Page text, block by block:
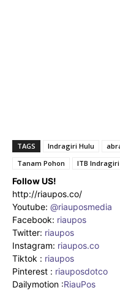
TAGS Indragiri Hulu
Tanam Pohon
ITB Indragiri
Follow US!
http://riaupos.co/
Youtube: @riauposmedia
Facebook: riaupos
Twitter: riaupos
Instagram: riaupos.co
Tiktok : riaupos
Pinterest : riauposdotco
Dailymotion :RiauPos